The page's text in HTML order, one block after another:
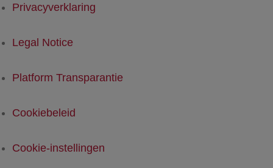
Privacyverklaring
Legal Notice
Platform Transparantie
Cookiebeleid
Cookie-instellingen